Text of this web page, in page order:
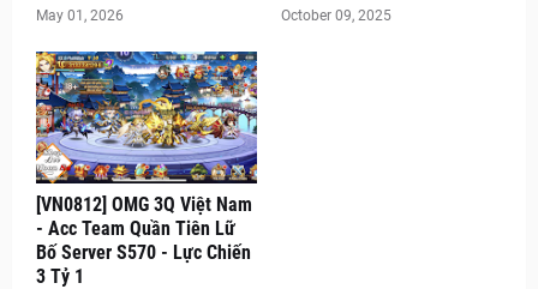
May 01, 2026 October 09, 2025
[VN0812] OMG 3Q Việt Nam
- Acc Team Quần Tiên Lữ
Bố Server S570 - Lực Chiến
3 Tỷ 1